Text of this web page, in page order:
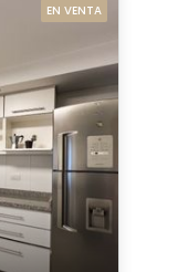
EN VENTA